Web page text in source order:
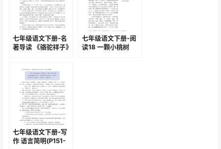
七年级语文下册-名
著导读 《骆驼祥子》
七年级语文下册-阅
读18 一颗小桃树
七年级语文下册-写
作 语言简明(P151-